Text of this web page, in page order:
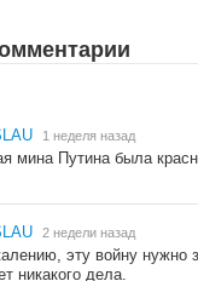
1 неделя назад
мина Путина была
2 недели назад
эту войну нужно
никакого дела.